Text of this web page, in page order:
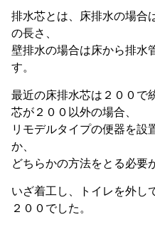
排水芯とは、床排水の場合
の長さ、
壁排水の場合は床から排水
す。
最近の床排水芯は２００で
芯が２００以外の場合、
リモデルタイプの便器を設
か、
どちらかの方法をとる必要
いざ着工し、トイレを外
２００でした。